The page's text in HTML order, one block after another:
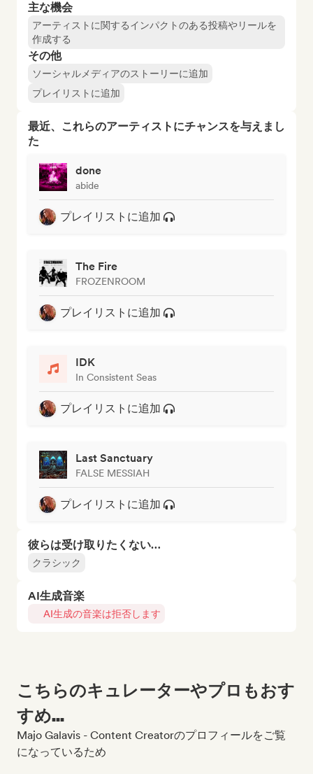
主な機会
アーティストに関するインパクトのある投稿やリールを
作成する
その他
ソーシャルメディアのストーリーに追加
プレイリストに追加
最近、これらのアーティストにチャンスを与えまし
た
done
abide
プレイリストに追加
The Fire
FROZENROOM
プレイリストに追加
IDK
In Consistent Seas
プレイリストに追加
Last Sanctuary
FALSE MESSIAH
プレイリストに追加
彼らは受け取りたくない…
クラシック
AI生成音楽
AI生成の音楽は拒否します
こちらのキュレーターやプロもおす
すめ...
Majo Galavis - Content Creatorのプロフィールをご覧
になっているため